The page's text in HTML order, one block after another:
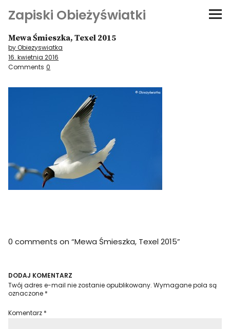
Zapiski Obieżyświatki
Podróże
Kultura i sztuka
Niezwyczajne ściany
Dom na kółkach
Mewa Śmieszka, Texel 2015
by Obiezyswiatka
16. kwietnia 2016
Comments 0
0 comments on “Mewa Śmieszka, Texel 2015”
DODAJ KOMENTARZ
Twój adres e-mail nie zostanie opublikowany. Wymagane pola są
oznaczone *
Komentarz *